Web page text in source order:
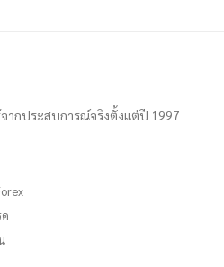
จากประสบการณ์จริงตั้งแต่ปี 1997